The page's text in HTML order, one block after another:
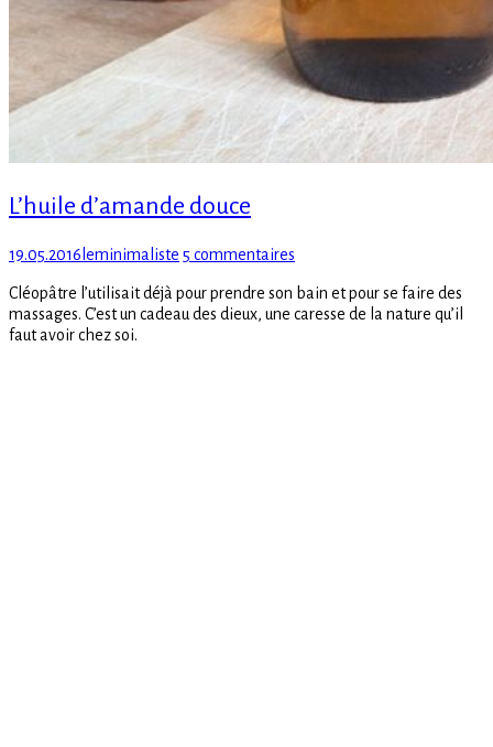
L’huile d’amande douce
Posted
19.05.2016 Author
leminimaliste 5 commentaires
d’amande
douce
Cléopâtre l’utilisait déjà pour prendre son bain et pour se faire des
massages. C’est un cadeau des dieux, une caresse de la nature qu’il
faut avoir chez soi.